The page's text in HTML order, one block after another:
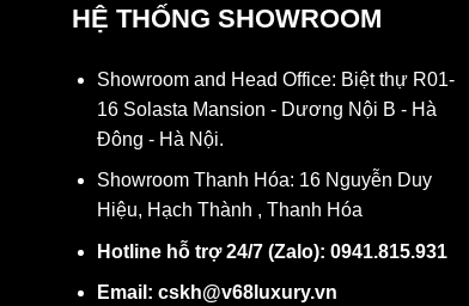
HỆ THỐNG SHOWROOM
Showroom and Head Office: Biệt thự R01-
16 Solasta Mansion - Dương Nội B - Hà
Đông - Hà Nội.
Showroom Thanh Hóa: 16 Nguyễn Duy
Hiệu, Hạch Thành , Thanh Hóa
Hotline hỗ trợ 24/7 (Zalo): 0941.815.931
Email: cskh@v68luxury.vn